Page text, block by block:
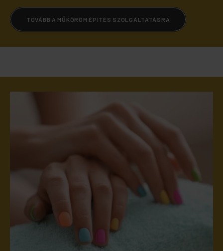
TOVÁBB A MŰKÖRÖM ÉPÍTÉS SZOLGÁLTATÁSRA